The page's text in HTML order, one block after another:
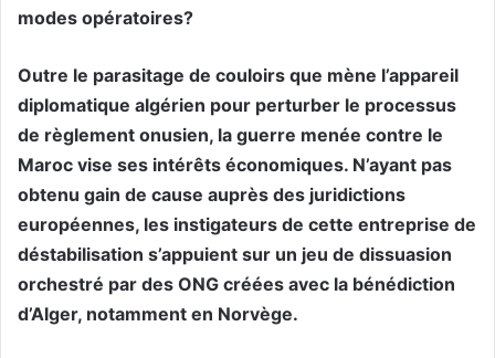
modes opératoires?
Outre le parasitage de couloirs que mène l’appareil
diplomatique algérien pour perturber le processus
de règlement onusien, la guerre menée contre le
Maroc vise ses intérêts économiques. N’ayant pas
obtenu gain de cause auprès des juridictions
européennes, les instigateurs de cette entreprise de
déstabilisation s’appuient sur un jeu de dissuasion
orchestré par des ONG créées avec la bénédiction
d’Alger, notamment en Norvège.